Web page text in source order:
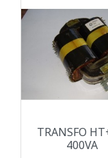
TRANSFO
400VA